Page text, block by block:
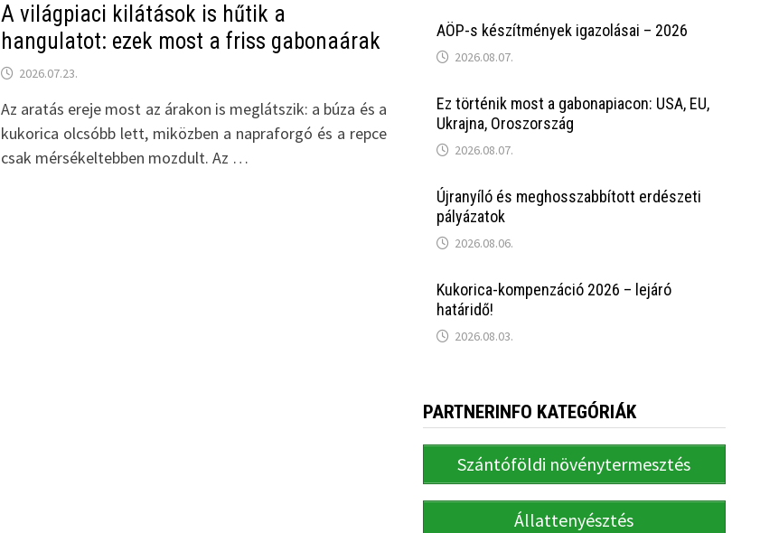
A világpiaci kilátások is hűtik a
hangulatot: ezek most a friss gabonaárak
2026.07.23.
Az aratás ereje most az árakon is meglátszik: a búza és a
kukorica olcsóbb lett, miközben a napraforgó és a repce
csak mérsékeltebben mozdult. Az …
AÖP-s készítmények igazolásai – 2026
2026.08.07.
Ez történik most a gabonapiacon: USA, EU,
Ukrajna, Oroszország
2026.08.07.
Újranyíló és meghosszabbított erdészeti
pályázatok
2026.08.06.
Kukorica-kompenzáció 2026 – lejáró
határidő!
2026.08.03.
PARTNERINFO KATEGÓRIÁK
Szántóföldi növénytermesztés
Állattenyésztés